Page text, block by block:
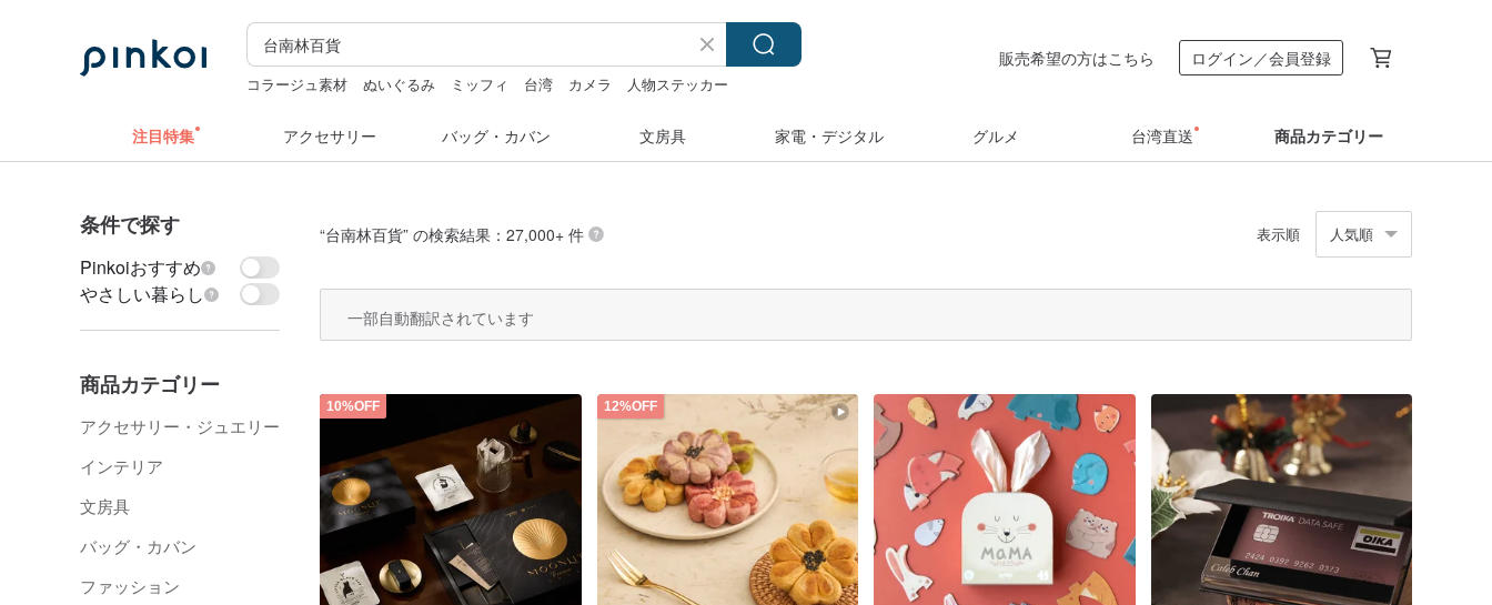
コラージュ素材 ぬいぐるみ ミッフィ 台湾 カメラ
人物ステッカー
販売希望の方はこちら ログイン／会員登録
注目特集 アクセサリー バッグ・カバン 文房具 家電・デジタル グルメ 台湾直送 商品カテゴリー
条件で探す
Pinkoiおすすめ
やさしい暮らし
商品カテゴリー
アクセサリー・ジュエリー
インテリア
文房具
バッグ・カバン
ファッション
“台南林百貨” の検索結果：27,000+ 件 表示順 人気順
一部自動翻訳されています
10%OFF 12%OFF